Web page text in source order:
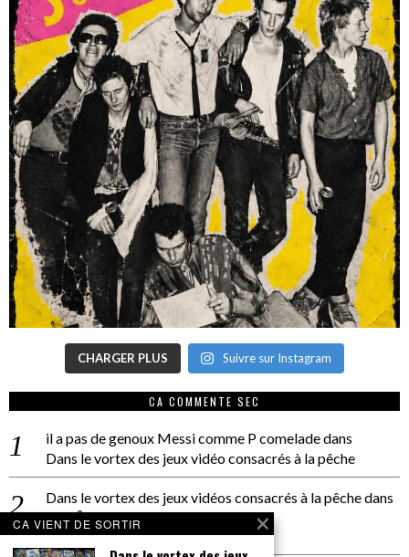
CHARGER PLUS Suivre sur Instagram
CA COMMENTE SEC
il a pas de genoux Messi comme P comeladedans
Dans le vortex des jeux vidéo consacrés à la pêche
Dans le vortex des jeux vidéos consacrés à la pêchedans
PACÔME THIELLEMENT
La séance d’Hip Gnose
CA VIENT DE SORTIR